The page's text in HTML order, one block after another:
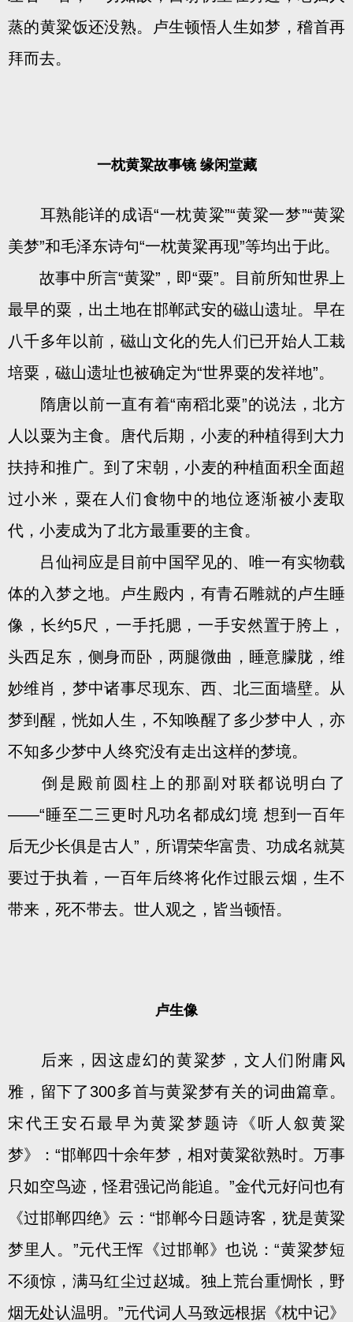
蒸的黄粱饭还没熟。卢生顿悟人生如梦，稽首再
拜而去。
一枕黄粱故事镜 缘闲堂藏
耳熟能详的成语“一枕黄粱”“黄粱一梦”“黄粱
美梦”和毛泽东诗句“一枕黄粱再现”等均出于此。
故事中所言“黄粱”，即“粟”。目前所知世界上
最早的粟，出土地在邯郸武安的磁山遗址。早在
八千多年以前，磁山文化的先人们已开始人工栽
培粟，磁山遗址也被确定为“世界粟的发祥地”。
隋唐以前一直有着“南稻北粟”的说法，北方
人以粟为主食。唐代后期，小麦的种植得到大力
扶持和推广。到了宋朝，小麦的种植面积全面超
过小米，粟在人们食物中的地位逐渐被小麦取
代，小麦成为了北方最重要的主食。
吕仙祠应是目前中国罕见的、唯一有实物载
体的入梦之地。卢生殿内，有青石雕就的卢生睡
像，长约5尺，一手托腮，一手安然置于胯上，
头西足东，侧身而卧，两腿微曲，睡意朦胧，维
妙维肖，梦中诸事尽现东、西、北三面墙壁。从
梦到醒，恍如人生，不知唤醒了多少梦中人，亦
不知多少梦中人终究没有走出这样的梦境。
倒是殿前圆柱上的那副对联都说明白了
——“睡至二三更时凡功名都成幻境 想到一百年
后无少长俱是古人”，所谓荣华富贵、功成名就莫
要过于执着，一百年后终将化作过眼云烟，生不
带来，死不带去。世人观之，皆当顿悟。
卢生像
后来，因这虚幻的黄粱梦，文人们附庸风
雅，留下了300多首与黄粱梦有关的词曲篇章。
宋代王安石最早为黄粱梦题诗《听人叙黄粱
梦》：“邯郸四十余年梦，相对黄粱欲熟时。万事
只如空鸟迹，怪君强记尚能追。”金代元好问也有
《过邯郸四绝》云：“邯郸今日题诗客，犹是黄粱
梦里人。”元代王恽《过邯郸》也说：“黄粱梦短
不须惊，满马红尘过赵城。独上荒台重惆怅，野
烟无处认温明。”元代词人马致远根据《枕中记》